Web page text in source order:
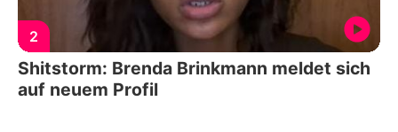
2
Shitstorm: Brenda Brinkmann meldet sich
auf neuem Profil